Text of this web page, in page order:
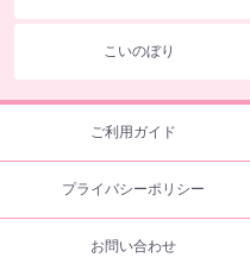
こいのぼり
ご利用ガイド
プライバシーポリシー
お問い合わせ